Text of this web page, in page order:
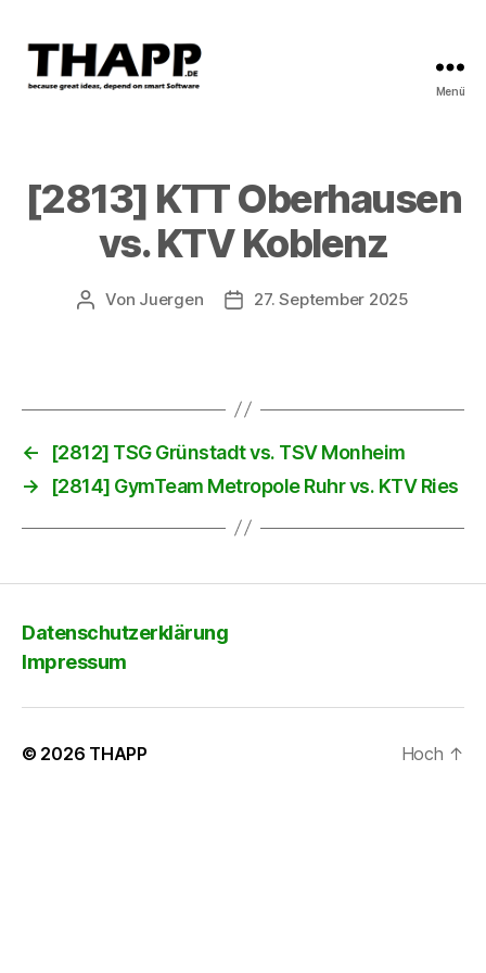
Menü
[2813] KTT Oberhausen
vs. KTV Koblenz
Beitragsautor
Von Juergen Beitragsdatum
27. September 2025
←
[2812] TSG Grünstadt vs. TSV Monheim
→
[2814] GymTeam Metropole Ruhr vs. KTV Ries
Datenschutzerklärung
Impressum
© 2026 THAPP Hoch ↑